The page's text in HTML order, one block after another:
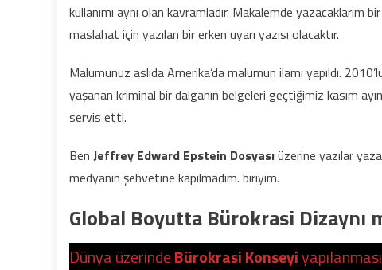
kullanımı aynı olan kavramladır. Makalemde
maslahat için yazılan bir erken uyarı yazısı olacaktır.
Malumunuz aslıda Amerika’da malumun ilamı yapıldı.
yaşanan kriminal bir dalganın belgeleri geçtiğimiz kasım
servis etti.
Ben Jeffrey Edward Epstein Dosyasıüzerine yazılar
medyanın şehvetine kapılmadım. biriyim.
Global Boyutta Bürokrasi Dizaynı
Dünya üzerindeBürokrasi Konseyi